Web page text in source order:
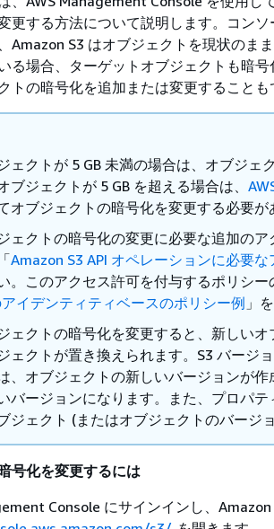
更する方法について説明します。コン
Amazon S3 はオブジェクトを現状のま
る場合、ターゲットオブジェクトも暗
トの暗号化を追加または変更することも
ェクトが 5 GB 未満の場合は、オブジェ
ブジェクトが 5 GB を超える場合は、
オブジェクトの暗号化を変更する必要が
ェクトの暗号化の変更に必要な追加の
Amazon S3 API オペレーションに必要
。このアクセス許可を付与するポリシ
アイデンティティベースのポリシー例 」
ェクトの暗号化を変更すると、新しい
ェクトが置き換えられます。S3 バージ
、オブジェクトの新しいバージョンが作
バージョンになります。また、プロパ
ジェクト (またはオブジェクトのバージ
号化を変更するには
Console にサインインし、